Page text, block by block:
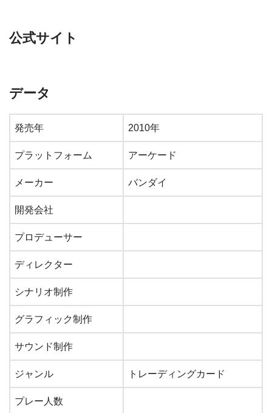
公式サイト
データ
発売年 2010年
プラットフォーム アーケード
メーカー バンダイ
開発会社
プロデューサー
ディレクター
シナリオ制作
グラフィック制作
サウンド制作
ジャンル トレーディングカード
プレー人数